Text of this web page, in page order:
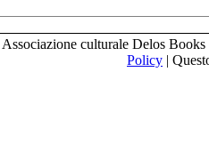
culturale Delos
Policy |